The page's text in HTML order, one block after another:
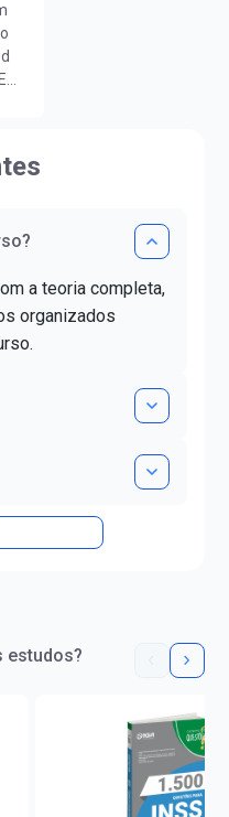
-
a teoria completa,
organizados
estudos?